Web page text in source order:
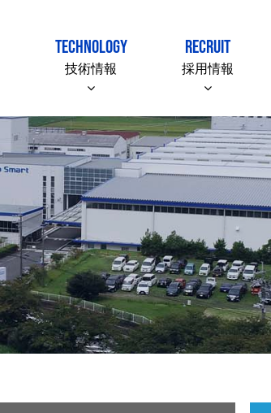
TECHNOLOGY
技術情報
RECRUIT
採用情報